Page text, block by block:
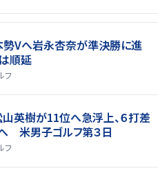
Vへ岩永杏奈が準決勝に進
順延
フ
英樹が11位へ急浮上、６打差
米男子ゴルフ第３日
フ